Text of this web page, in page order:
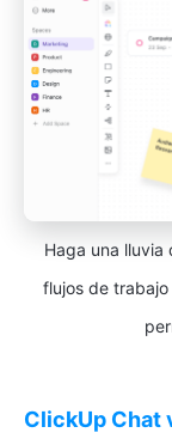
Haga una
flujos de
ClickUp Chat